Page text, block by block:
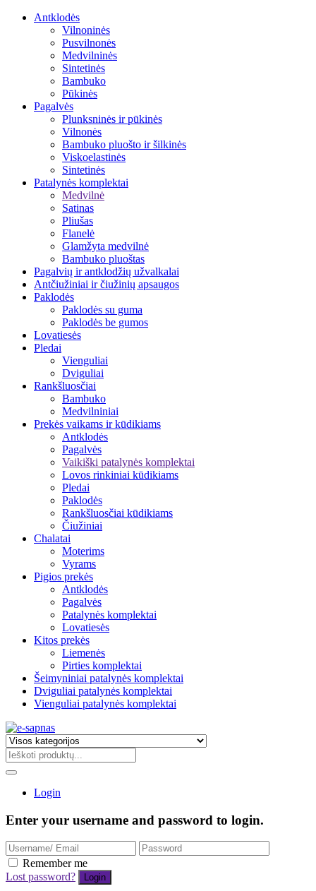
Antklodės
Vilnoninės
Pusvilnonės
Medvilninės
Sintetinės
Bambuko
Pūkinės
Pagalvės
Plunksninės ir pūkinės
Vilnonės
Bambuko pluošto ir šilkinės
Viskoelastinės
Sintetinės
Patalynės komplektai
Medvilnė
Satinas
Pliušas
Flanelė
Glamžyta medvilnė
Bambuko pluoštas
Pagalvių ir antklodžių užvalkalai
Antčiužiniai ir čiužinių apsaugos
Paklodės
Paklodės su guma
Paklodės be gumos
Lovatiesės
Pledai
Vienguliai
Dviguliai
Rankšluosčiai
Bambuko
Medvilniniai
Prekės vaikams ir kūdikiams
Antklodės
Pagalvės
Vaikiški patalynės komplektai
Lovos rinkiniai kūdikiams
Pledai
Paklodės
Rankšluosčiai kūdikiams
Čiužiniai
Chalatai
Moterims
Vyrams
Pigios prekės
Antklodės
Pagalvės
Patalynės komplektai
Lovatiesės
Kitos prekės
Liemenės
Pirties komplektai
Šeimyniniai patalynės komplektai
Dviguliai patalynės komplektai
Vienguliai patalynės komplektai
Login
Enter your username and password to login.
Remember me
Lost password?